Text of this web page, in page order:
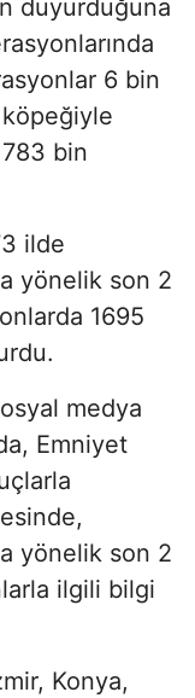
duyurduğuna
6 bin
bin
ilde
yönelik son 2
1695
medya
Emniyet
yönelik son 2
ilgili bilgi
Konya,